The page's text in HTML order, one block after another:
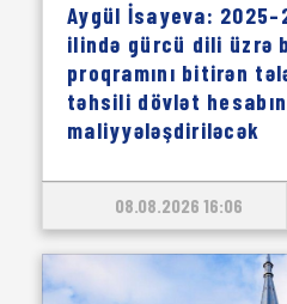
Aygül İsayeva:
ilində gürcü dili üzrə
proqramını bitirən
təhsili dövlət
maliyyələşdiriləcək
08.08.2026 16:06